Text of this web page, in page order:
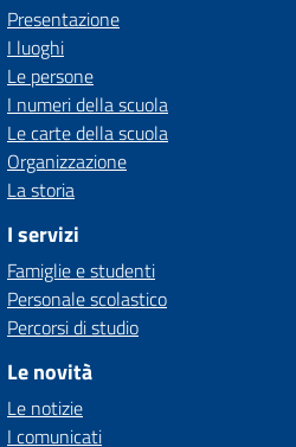
Presentazione
I luoghi
Le persone
I numeri della scuola
Le carte della scuola
Organizzazione
La storia
I servizi
Famiglie e studenti
Personale scolastico
Percorsi di studio
Le novità
Le notizie
I comunicati